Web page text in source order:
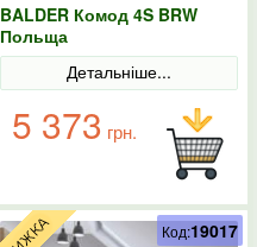
BALDER Комод 4S BRW
Польща
Детальніше...
5 373 грн.
Код:19017